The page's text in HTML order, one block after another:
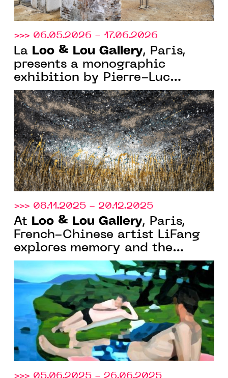
>>> 06.05.2026 - 17.06.2026
La Loo & Lou Gallery, Paris,
presents a monographic
exhibition by Pierre-Luc
Poujol, “Franchir le visible”
>>> 08.11.2025 - 20.12.2025
At Loo & Lou Gallery, Paris,
French-Chinese artist LiFang
explores memory and the
imagination of summer
>>> 05.06.2025 - 26.06.2025